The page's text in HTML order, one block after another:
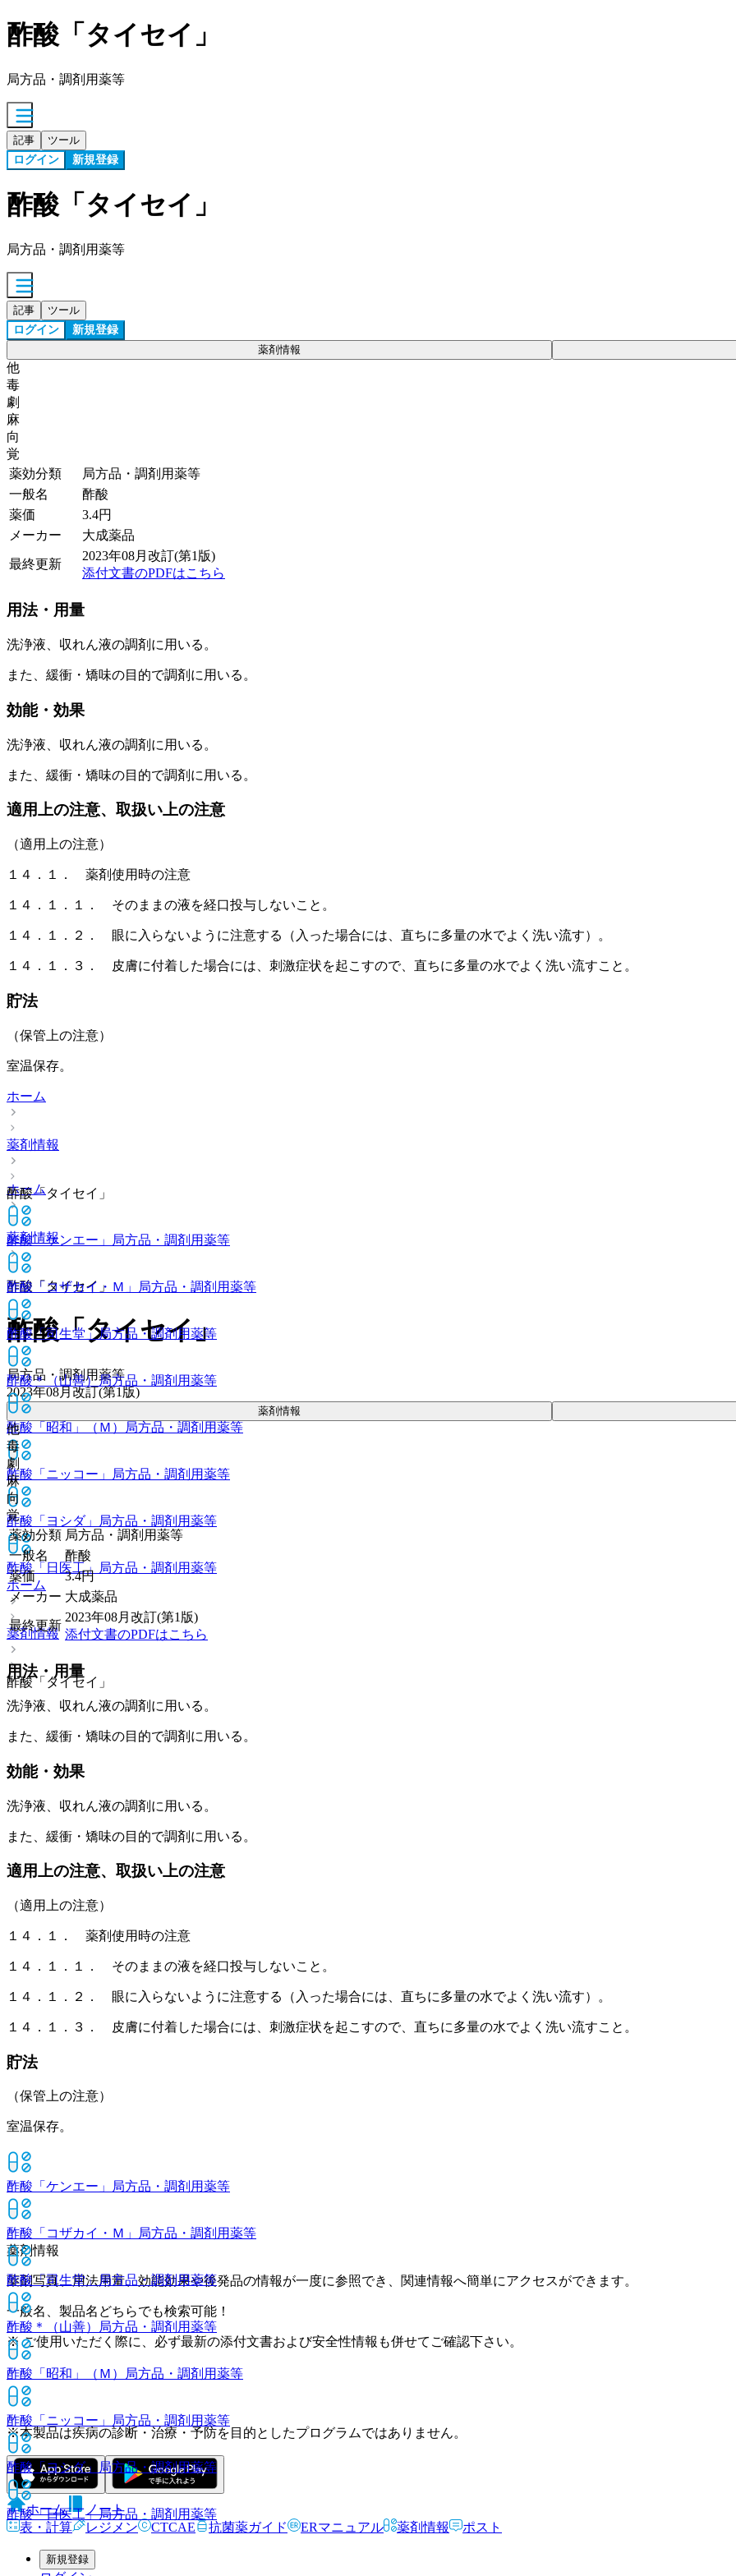
酢酸「タイセイ」
局方品・調剤用薬等
記事 ツール
ログイン 新規登録
酢酸「タイセイ」
局方品・調剤用薬等
記事 ツール
ログイン 新規登録
薬剤情報
他
毒
劇
麻
向
覚
薬効分類
局方品・調剤用薬等
一般名
酢酸
薬価
3.4円
メーカー
大成薬品
最終更新
2023年08月改訂(第1版)
添付文書のPDFはこちら
用法・用量
洗浄液、収れん液の調剤に用いる。
また、緩衝・矯味の目的で調剤に用いる。
効能・効果
洗浄液、収れん液の調剤に用いる。
また、緩衝・矯味の目的で調剤に用いる。
適用上の注意、取扱い上の注意
（適用上の注意）
１４．１． 薬剤使用時の注意
１４．１．１． そのままの液を経口投与しないこと。
１４．１．２． 眼に入らないように注意する（入った場合には、直ちに多量の水でよく洗い流す）。
１４．１．３． 皮膚に付着した場合には、刺激症状を起こすので、直ちに多量の水でよく洗い流すこと。
貯法
（保管上の注意）
室温保存。
ホーム
薬剤情報
酢酸「タイセイ」
酢酸「ケンエー」 局方品・調剤用薬等
酢酸「コザカイ・Ｍ」 局方品・調剤用薬等
酢酸「司生堂」局方品・調剤用薬等
酢酸＊（山善）局方品・調剤用薬等
酢酸「昭和」（Ｍ） 局方品・調剤用薬等
酢酸「ニッコー」 局方品・調剤用薬等
酢酸「ヨシダ」 局方品・調剤用薬等
酢酸「日医工」 局方品・調剤用薬等
ホーム
薬剤情報
酢酸「タイセイ」
ホーム
薬剤情報
酢酸「タイセイ」
酢酸「タイセイ」
局方品・調剤用薬等
2023年08月改訂(第1版)
薬剤情報
他
毒
劇
麻
向
覚
薬効分類 局方品・調剤用薬等
一般名
酢酸
薬価
3.4円
メーカー 大成薬品
最終更新
2023年08月改訂(第1版)
添付文書のPDFはこちら
用法・用量
洗浄液、収れん液の調剤に用いる。
また、緩衝・矯味の目的で調剤に用いる。
効能・効果
洗浄液、収れん液の調剤に用いる。
また、緩衝・矯味の目的で調剤に用いる。
適用上の注意、取扱い上の注意
（適用上の注意）
１４．１． 薬剤使用時の注意
１４．１．１． そのままの液を経口投与しないこと。
１４．１．２． 眼に入らないように注意する（入った場合には、直ちに多量の水でよく洗い流す）。
１４．１．３． 皮膚に付着した場合には、刺激症状を起こすので、直ちに多量の水でよく洗い流すこと。
貯法
（保管上の注意）
室温保存。
酢酸「ケンエー」 局方品・調剤用薬等
酢酸「コザカイ・Ｍ」 局方品・調剤用薬等
酢酸「司生堂」局方品・調剤用薬等
酢酸＊（山善） 局方品・調剤用薬等
酢酸「昭和」（Ｍ） 局方品・調剤用薬等
酢酸「ニッコー」 局方品・調剤用薬等
酢酸「ヨシダ」 局方品・調剤用薬等
酢酸「日医工」局方品・調剤用薬等
薬剤情報
薬剤写真、用法用量、効能効果や後発品の情報が一度に参照でき、関連情報へ簡単にアクセスができます。
一般名、製品名どちらでも検索可能！
※ ご使用いただく際に、必ず最新の添付文書および安全性情報も併せてご確認下さい。
※本製品は疾病の診断・治療・予防を目的としたプログラムではありません。
ホーム
ノート
表・計算
レジメン CTCAE 抗菌薬ガイド ERマニュアル 薬剤情報 ポスト
新規登録